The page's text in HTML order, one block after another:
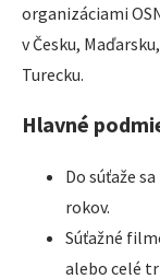
organizáciami
v Česku,
Turecku.
Hlavné
Do súťaže
rokov.
Súťažné
alebo celé